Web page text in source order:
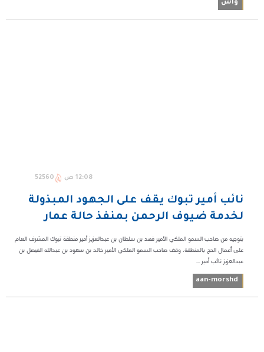
واس
12:08 ص 52560
نائب أمير تبوك يقف على الجهود المبذولة
لخدمة ضيوف الرحمن بمنفذ حالة عمار
بتوجيه من صاحب السمو الملكي الأمير فهد بن سلطان بن عبدالعزيز أمير منطقة تبوك المشرف العام
على أعمال الحج بالمنطقة، وقف صاحب السمو الملكي الأمير خالد بن سعود بن عبدالله الفيصل بن
عبدالعزيز نائب أمير ...
aan-morshd